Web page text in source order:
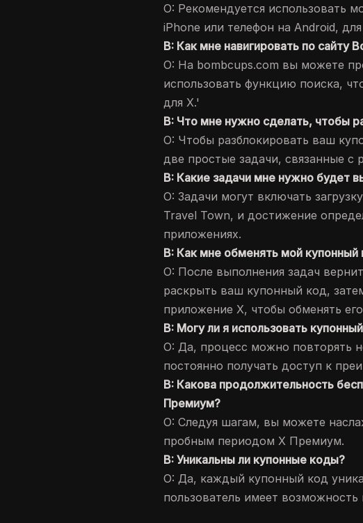
О: Рекомендуется использовать
iPhone или телефон на Android,
В: Как мне навигировать по сайту
О: На bombcups.com вы можете
использовать функцию поиска,
для X.'
В: Что мне нужно сделать, чтобы
О: Чтобы разблокировать ваш
две простые задачи, связанные
В: Какие задачи мне нужно будет
О: Задачи могут включать
Travel Town, и достижение
приложениях.
В: Как мне обменять мой купонный
О: После выполнения задач
раскрыть ваш купонный код,
приложение X, чтобы обменять
В: Могу ли я использовать
О: Да, процесс можно повторять
постоянно получать доступ к
В: Какова продолжительность
Премиум?
О: Следуя шагам, вы можете
пробным периодом X Премиум.
В: Уникальны ли купонные коды?
О: Да, каждый купонный код
пользователь имеет